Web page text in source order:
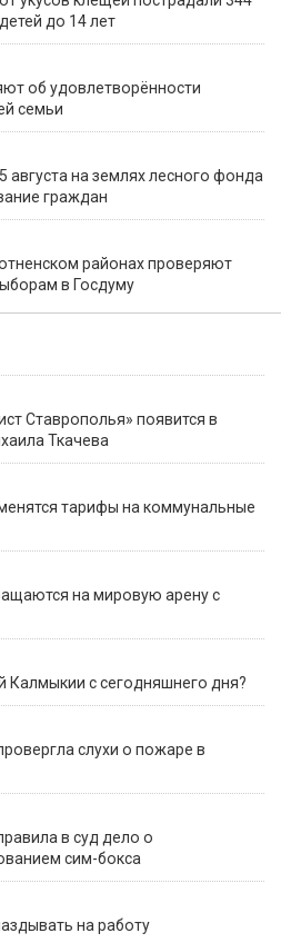
до 14 лет
об удовлетворённости
семьи
августа на землях лесного фонда
граждан
районах проверяют
в Госдуму
Ставрополья» появится в
Ткачева
тарифы на коммунальные
на мировую арену с
Калмыкии с сегодняшнего дня?
слухи о пожаре в
в суд дело о
сим-бокса
на работу